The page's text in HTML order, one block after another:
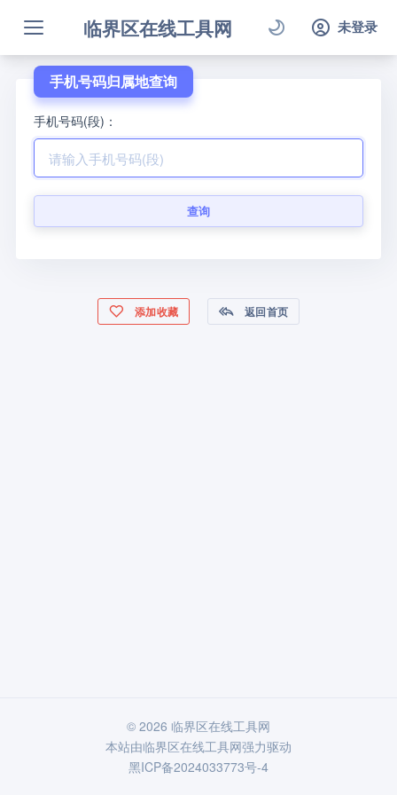
临界区在线工具网 未登录
手机号码归属地查询
手机号码(段)：
查询
添加收藏 返回首页
© 2026 临界区在线工具网
本站由临界区在线工具网强力驱动
黑ICP备2024033773号-4